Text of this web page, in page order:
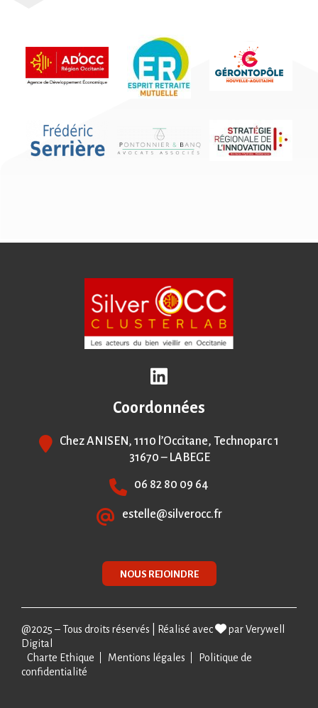
Coordonnées
Chez ANISEN, 1110 l’Occitane, Technoparc 1
31670 – LABEGE
06 82 80 09 64
estelle@silverocc.fr
NOUS REJOINDRE
@2025 – Tous droits réservés | Réalisé avec parVerywell
Digital
Charte Ethique
Mentions légales
Politique de
confidentialité